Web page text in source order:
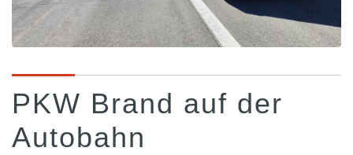
PKW Brand auf der
Autobahn